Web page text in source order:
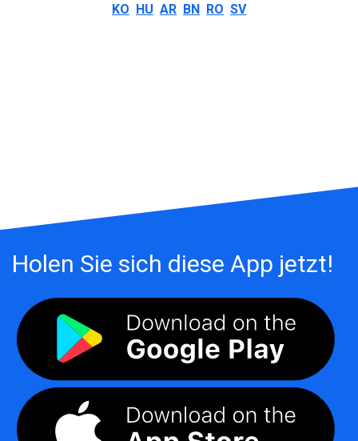
KO HU AR BN RO SV
Holen Sie sich diese App jetzt!